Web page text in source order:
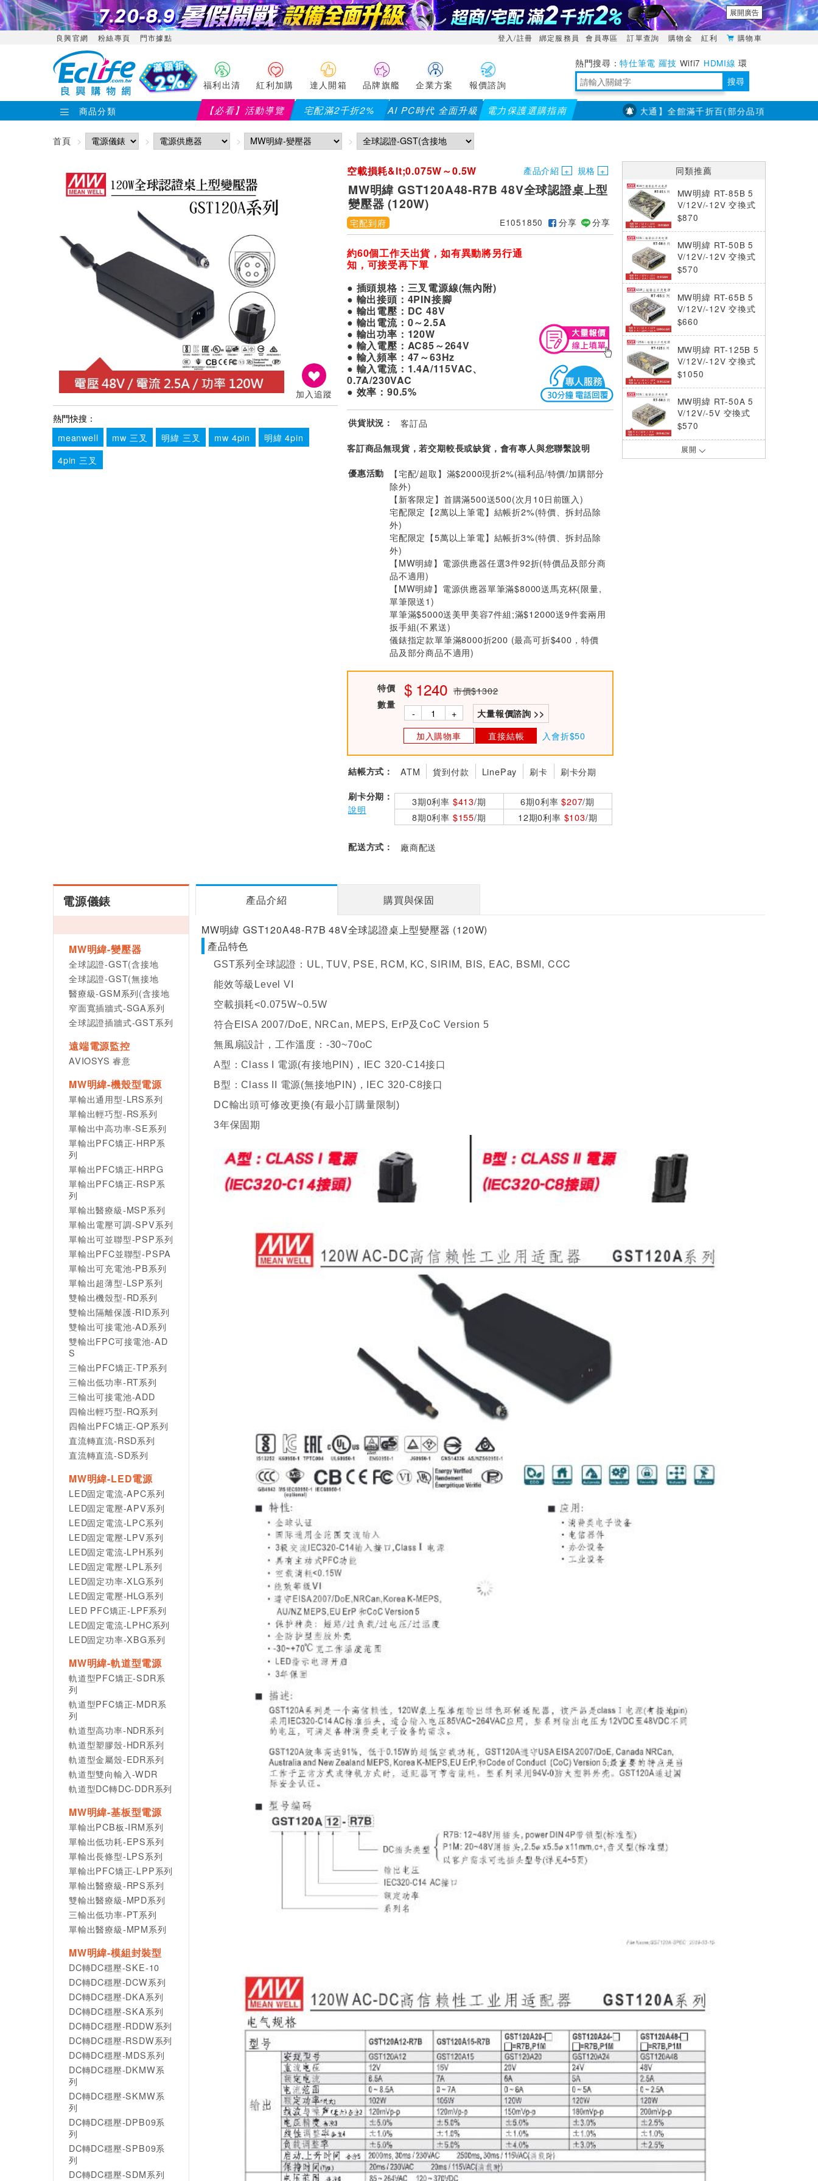
展開廣告
良興官網 粉絲專頁 門市據點 登入/註冊 綁定服務員 會員專區 訂單查詢 購物金 紅利 購物車
福利出清 紅利加購 達人開箱 品牌旗艦 企業方案 報價諮詢
特仕筆電 羅技 Wifi7 HDMI線 環
境量測 明緯POWER 搜尋
商品分類 【必看】活動導覽 宅配滿2千折2% AI PC時代 全面升級 電力保護選購指南 【PX大通】全館滿千折百(部分品項不適用，滿2千折
首頁
加入追蹤
熱門快搜：
meanwell
mw 三叉 明緯 三叉 mw 4pin
明緯 4pin
4pin 三叉
空載損耗&lt;0.075W～0.5W 產品介紹 規格
MW明緯 GST120A48-R7B 48V全球認證桌上型
變壓器 (120W)
宅配到府 E1051850 分享 分享
約60個工作天出貨，如有異動將另行通
知，可接受再下單
● 插頭規格：三叉電源線(無內附)
● 輸出接頭：4PIN接腳
● 輸出電壓：DC 48V
● 輸出電流：0～2.5A
● 輸出功率：120W
● 輸入電壓：AC85～264V
● 輸入頻率：47～63Hz
● 輸入電流：1.4A/115VAC、
0.7A/230VAC
● 效率：90.5%
供貨狀況： 客訂品
客訂商品無現貨，若交期較長或缺貨，會有專人與您聯繫說明
優惠活動
【宅配/超取】滿$2000現折2%(福利品/特價/加購部分
除外)
【新客限定】首購滿500送500(次月10日前匯入)
宅配限定【2萬以上筆電】結帳折2%(特價、拆封品除
外)
宅配限定【5萬以上筆電】結帳折3%(特價、拆封品除
外)
【MW明緯】電源供應器任選3件92折(特價品及部分商
品不適用)
【MW明緯】電源供應器單筆滿$8000送馬克杯(限量,
單筆限送1)
單筆滿$5000送美甲美容7件組;滿$12000送9件套兩用
扳手組(不累送)
儀錶指定款單筆滿8000折200 (最高可折$400，特價
品及部分商品不適用)
特價 1240 市價$1302
數量
- + 大量報價諮詢 >>
加入購物車 直接結帳 入會折$50
結帳方式： ATM 貨到付款 LinePay 刷卡 刷卡分期
刷卡分期：
說明
3期0利率 $413/期 6期0利率$207/期
8期0利率 $155/期 12期0利率 $103/期
配送方式： 廠商配送
同類推薦
MW明緯 RT-85B 5
V/12V/-12V 交換式
電源供應器 (88W)
$870
MW明緯 RT-50B 5
V/12V/-12V 交換式
電源供應器 (50W)
$570
MW明緯 RT-65B 5
V/12V/-12V 交換式
電源供應器 (64.6
$660
MW明緯 RT-125B 5
V/12V/-12V 交換式
電源供應器 (132W)
$1050
MW明緯 RT-50A 5
V/12V/-5V 交換式
電源供應器 (46.5
$570
MW明緯 RT-65A 5
展開
電源儀錶
MW明緯-變壓器
全球認證-GST(含接地
全球認證-GST(無接地
醫療級-GSM系列(含接地
窄面寬插牆式-SGA系列
全球認證插牆式-GST系列
遠端電源監控
AVIOSYS 睿意
MW明緯-機殼型電源
單輸出通用型-LRS系列
單輸出輕巧型-RS系列
單輸出中高功率-SE系列
單輸出PFC矯正-HRP系
列
單輸出PFC矯正-HRPG
單輸出PFC矯正-RSP系
列
單輸出醫療級-MSP系列
單輸出電壓可調-SPV系列
單輸出可並聯型-PSP系列
單輸出PFC並聯型-PSPA
單輸出可充電池-PB系列
單輸出超薄型-LSP系列
雙輸出機殼型-RD系列
雙輸出隔離保護-RID系列
雙輸出可接電池-AD系列
雙輸出FPC可接電池-AD
S
三輸出PFC矯正-TP系列
三輸出低功率-RT系列
三輸出可接電池-ADD
四輸出輕巧型-RQ系列
四輸出PFC矯正-QP系列
直流轉直流-RSD系列
直流轉直流-SD系列
MW明緯-LED電源
LED固定電流-APC系列
LED固定電壓-APV系列
LED固定電流-LPC系列
LED固定電壓-LPV系列
LED固定電流-LPH系列
LED固定電壓-LPL系列
LED固定功率-XLG系列
LED固定電壓-HLG系列
LED PFC矯正-LPF系列
LED固定電流-LPHC系列
LED固定功率-XBG系列
MW明緯-軌道型電源
軌道型PFC矯正-SDR系
列
軌道型PFC矯正-MDR系
列
軌道型高功率-NDR系列
軌道型塑膠殼-HDR系列
軌道型金屬殼-EDR系列
軌道型雙向輸入-WDR
軌道型DC轉DC-DDR系列
MW明緯-基板型電源
單輸出PCB板-IRM系列
單輸出低功耗-EPS系列
單輸出長條型-LPS系列
單輸出PFC矯正-LPP系列
單輸出醫療級-RPS系列
雙輸出醫療級-MPD系列
三輸出低功率-PT系列
單輸出醫療級-MPM系列
MW明緯-模組封裝型
DC轉DC穩壓-SKE-10
DC轉DC穩壓-DCW系列
DC轉DC穩壓-DKA系列
DC轉DC穩壓-SKA系列
DC轉DC穩壓-RDDW系列
DC轉DC穩壓-RSDW系列
DC轉DC穩壓-MDS系列
DC轉DC穩壓-DKMW系
列
DC轉DC穩壓-SKMW系
列
DC轉DC穩壓-DPB09系
列
DC轉DC穩壓-SPB09系
列
DC轉DC穩壓-SDM系列
產品介紹 購買與保固
MW明緯 GST120A48-R7B 48V全球認證桌上型變壓器 (120W)
產品特色
GST系列全球認證 ：UL, TUV, PSE, RCM, KC, SIRIM, BIS, EAC, BSMI, CCC
能效等級Level VI
空載損耗<0.075W~0.5W
符合EISA 2007/DoE, NRCan, MEPS, ErP及CoC Version 5
無風扇設計，工作溫度：-30~70oC
A型：Class I 電源(有接地PIN)，IEC 320-C14接口
B型：Class II 電源(無接地PIN)，IEC 320-C8接口
DC輸出頭可修改更換(有最小訂購量限制)
3年保固期